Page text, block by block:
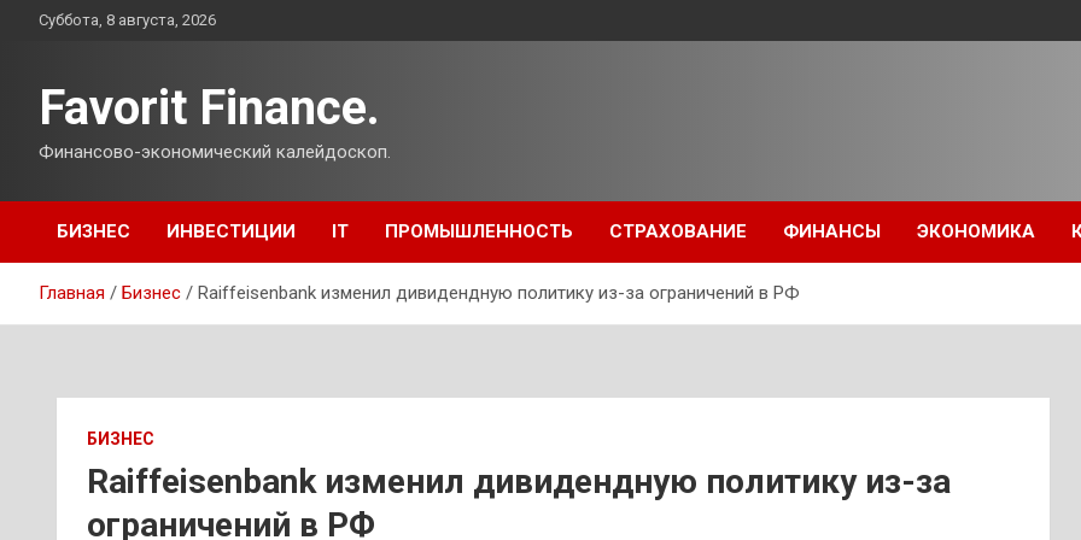
ПерейтиСуббота, 8 августа, 2026
Favorit Finance.
Финансово-экономический калейдоскоп.
БИЗНЕС ИНВЕСТИЦИИ IT ПРОМЫШЛЕННОСТЬ СТРАХОВАНИЕ ФИНАНСЫ ЭКОНОМИКА
Главная Бизнес Raiffeisenbank изменил дивидендную политику из-за ограничений в РФ
БИЗНЕС
Raiffeisenbank изменил дивидендную политику из-за
ограничений в РФ